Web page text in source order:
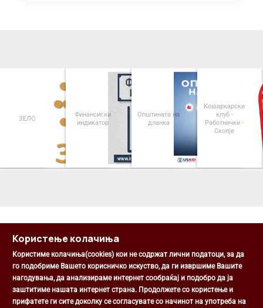
ЗЕЛС
Финансиски
индикатор
Општината на
дланка
Кошаркарски
клуб -
Работнички -
Скопје
Општина Центар
Михаил Цоков бр. 1, Скопје
Користење колачиња
Користиме колачиња(cookies) кои не содржат лични податоци, за да
го подобриме Вашето корисничко искуство, да ги извршиме Вашите
нагодувања, да анализираме интернет сообраќај и подобро да ја
заштитиме нашата интернет страна. Продолжете со користење и
прифатете ги сите доколку се согласувате со начинот на употреба на